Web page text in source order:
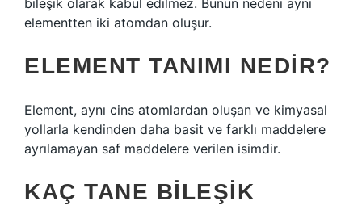
bileşik olarak kabul edilmez. Bunun nedeni aynı
elementten iki atomdan oluşur.
ELEMENT TANIMI NEDIR?
Element, aynı cins atomlardan oluşan ve kimyasal
yollarla kendinden daha basit ve farklı maddelere
ayrılamayan saf maddelere verilen isimdir.
KAÇ TANE BILEŞIK